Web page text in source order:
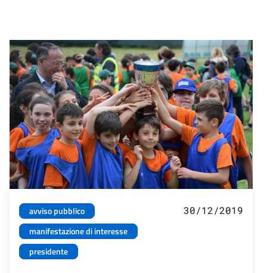
avviso pubblico
manifestazione di interesse
presidente
30/12/2019